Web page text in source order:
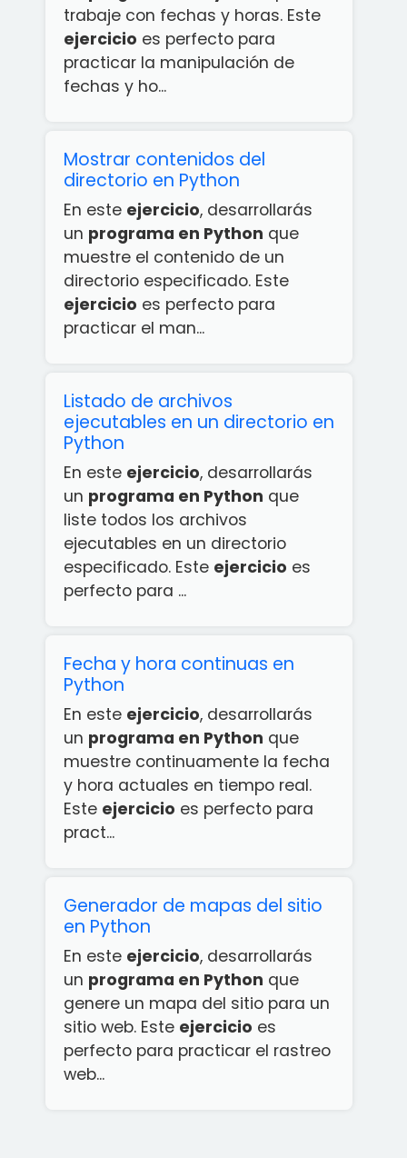
trabaje con fechas y horas. Este
ejercicio es perfecto para
practicar la manipulación de
fechas y ho...
Mostrar contenidos del
directorio en Python
En este ejercicio, desarrollarás
un programa en Python que
muestre el contenido de un
directorio especificado. Este
ejercicio es perfecto para
practicar el man...
Listado de archivos
ejecutables en un directorio en
Python
En este ejercicio, desarrollarás
un programa en Python que
liste todos los archivos
ejecutables en un directorio
especificado. Este ejercicio es
perfecto para ...
Fecha y hora continuas en
Python
En este ejercicio, desarrollarás
un programa en Python que
muestre continuamente la fecha
y hora actuales en tiempo real.
Este ejercicio es perfecto para
pract...
Generador de mapas del sitio
en Python
En este ejercicio, desarrollarás
un programa en Python que
genere un mapa del sitio para un
sitio web. Este ejercicio es
perfecto para practicar el rastreo
web...